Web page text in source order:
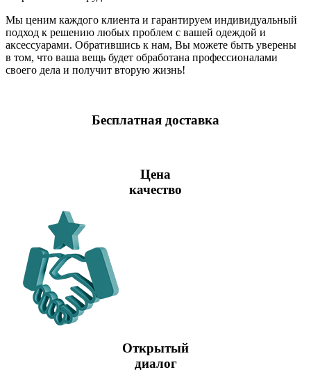
Мы ценим каждого клиента и гарантируем индивидуальный
подход к решению любых проблем с вашей одеждой и
аксессуарами. Обратившись к нам, Вы можете быть уверены
в том, что ваша вещь будет обработана профессионалами
своего дела и получит вторую жизнь!
Бесплатная доставка
Цена
качество
Открытый
диалог